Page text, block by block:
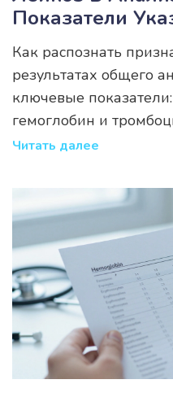
Показатели
Болезнь И Как
Как распознать
результатах общего
ключевые
гемоглобин и
беспокоиться и какие
Читать далее